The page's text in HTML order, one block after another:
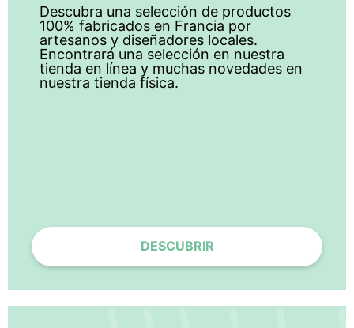
Descubra una selección de productos
100% fabricados en Francia por
artesanos y diseñadores locales.
Encontrará una selección en nuestra
tienda en línea y muchas novedades en
nuestra tienda física.
DESCUBRIR